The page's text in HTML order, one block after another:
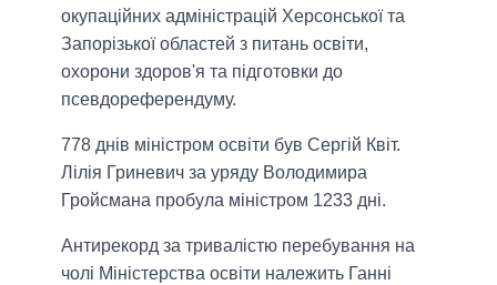
окупаційних адміністрацій Херсонської та
Запорізької областей з питань освіти,
охорони здоров'я та підготовки до
псевдореферендуму.
778 днів міністром освіти був Сергій Квіт.
Лілія Гриневич за уряду Володимира
Гройсмана пробула міністром 1233 дні.
Антирекорд за тривалістю перебування на
чолі Міністерства освіти належить Ганні